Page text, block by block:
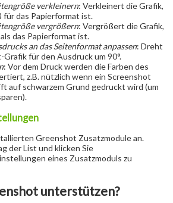
verkleinern: Verkleinert die Grafik,
für das Papierformat ist.
vergrößern: Vergrößert die Grafik,
das Papierformat ist.
an das Seitenformat anpassen: Dreht
für den Ausdruck um 90°.
: Vor dem Druck werden die Farben des
z.B. nützlich wenn ein Screenshot
auf schwarzem Grund gedruckt wird (um
Greenshot Zusatzmodule an.
der List und klicken Sie
eines Zusatzmoduls zu
unterstützen?